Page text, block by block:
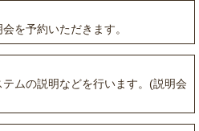
を予約いただきます。
ムの説明などを行います。(説明会